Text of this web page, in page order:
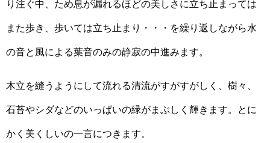
り注ぐ中、ため息が漏れるほどの美しさに立ち止まっては
また歩き、歩いては立ち止まり・・・を繰り返しながら水
の音と風による葉音のみの静寂の中進みます。
木立を縫うようにして流れる清流がすがすがしく、樹々、
石苔やシダなどのいっぱいの緑がまぶしく輝きます。とに
かく美くしいの一言につきます。